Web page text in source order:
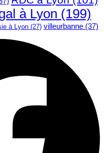
à Lyon (199)
à Lyon (27) villeurbanne (37)